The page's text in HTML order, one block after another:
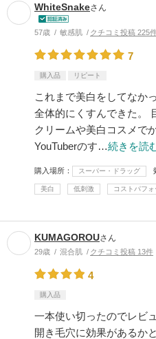
WhiteSnakeさん
57歳 敏感肌 クチコミ投稿 225
7
購入品 リピート
これまで美白をしてなか
全体的にくすんできた。
クリームや美白コスメで
YouTuberのす…続きを読
購入場所 スーパー・ドラッグ
美白 低刺激 コストパフォ
KUMAGOROUさん
29歳 混合肌 クチコミ投稿 13件
4
購入品
一本使い切ったのでレビ
開き毛穴に効果があるか